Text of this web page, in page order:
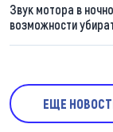
Звук мотора в
возможности
ЕЩЕ